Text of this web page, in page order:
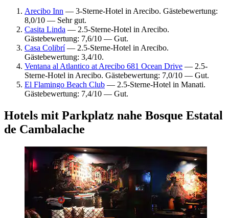
Arecibo Inn — 3-Sterne-Hotel in Arecibo. Gästebewertung:
8,0/10 — Sehr gut.
Casita Linda — 2.5-Sterne-Hotel in Arecibo.
Gästebewertung: 7,6/10 — Gut.
Casa Colibrí— 2.5-Sterne-Hotel in Arecibo.
Gästebewertung: 3,4/10.
Ventana al Atlantico at Arecibo 681 Ocean Drive — 2.5-
Sterne-Hotel in Arecibo. Gästebewertung: 7,0/10 — Gut.
El Flamingo Beach Club — 2.5-Sterne-Hotel in Manati.
Gästebewertung: 7,4/10 — Gut.
Hotels mit Parkplatz nahe Bosque Estatal
de Cambalache